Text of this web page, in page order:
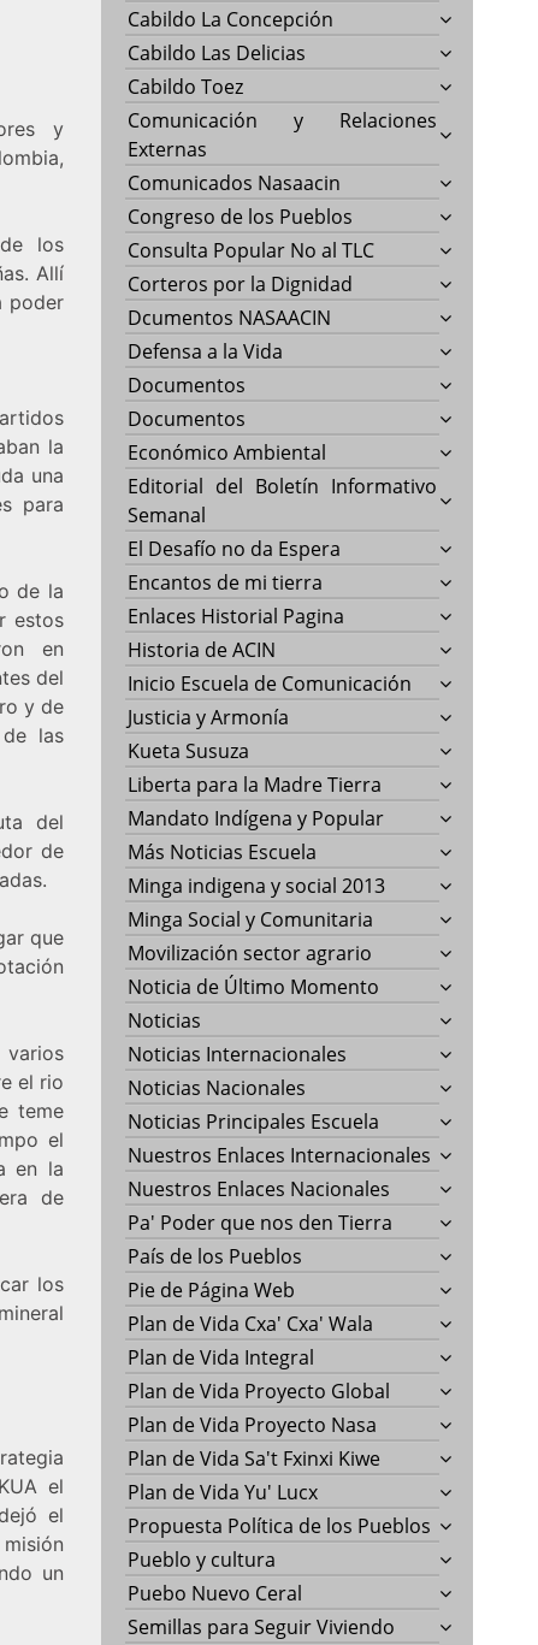
y
los
Allí
poder
la
una
para
de la
estos
en
del
y de
las
del
de
que
el rio
teme
el
en la
de
los
el
el
un
Cabildo La Concepción
Cabildo Las Delicias
Cabildo Toez
Comunicación y Relaciones
Externas
Comunicados Nasaacin
Congreso de los Pueblos
Consulta Popular No al TLC
Corteros por la Dignidad
Dcumentos NASAACIN
Defensa a la Vida
Documentos
Documentos
Económico Ambiental
Editorial del Boletín Informativo
Semanal
El Desafío no da Espera
Encantos de mi tierra
Enlaces Historial Pagina
Historia de ACIN
Inicio Escuela de Comunicación
Justicia y Armonía
Kueta Susuza
Liberta para la Madre Tierra
Mandato Indígena y Popular
Más Noticias Escuela
Minga indigena y social 2013
Minga Social y Comunitaria
Movilización sector agrario
Noticia de Último Momento
Noticias
Noticias Internacionales
Noticias Nacionales
Noticias Principales Escuela
Nuestros Enlaces Internacionales
Nuestros Enlaces Nacionales
Pa' Poder que nos den Tierra
País de los Pueblos
Pie de Página Web
Plan de Vida Cxa' Cxa' Wala
Plan de Vida Integral
Plan de Vida Proyecto Global
Plan de Vida Proyecto Nasa
Plan de Vida Sa't Fxinxi Kiwe
Plan de Vida Yu' Lucx
Propuesta Política de los Pueblos
Pueblo y cultura
Puebo Nuevo Ceral
Semillas para Seguir Viviendo